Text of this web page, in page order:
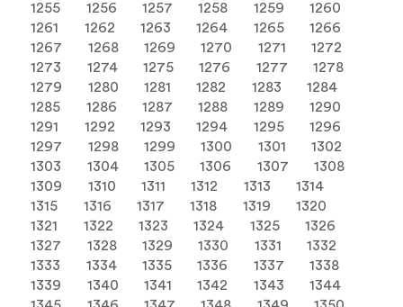
1255
1256 1257 1258 1259
1260
1261
1262 1263 1264 1265
1266
1267
1268 1269 1270 1271
1272
1273
1274 1275 1276 1277
1278
1279
1280 1281 1282 1283
1284
1285
1286 1287 1288 1289
1290
1291
1292 1293 1294 1295
1296
1297
1298 1299 1300 1301
1302
1303
1304 1305 1306 1307
1308
1309
1310 1311 1312 1313
1314
1315
1316 1317 1318 1319
1320
1321
1322 1323 1324 1325
1326
1327
1328 1329 1330 1331
1332
1333
1334 1335 1336 1337
1338
1339
1340 1341 1342 1343
1344